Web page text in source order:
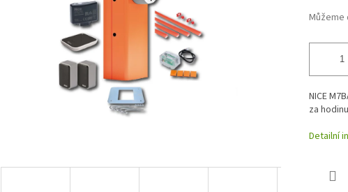
Můžeme
NICE
za hodinu
Detailní